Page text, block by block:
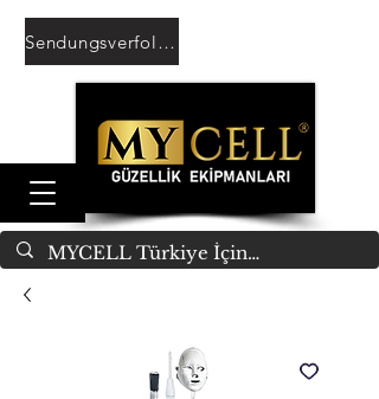
Sendungsverfolgung